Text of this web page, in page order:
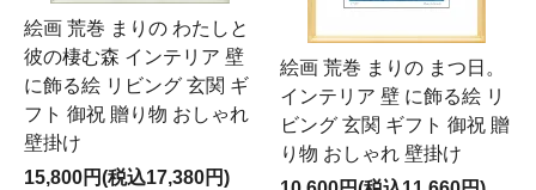
絵画 荒巻 まりの わたしと
彼の棲む森 インテリア 壁
に飾る絵 リビング 玄関 ギ
フト 御祝 贈り物 おしゃれ
壁掛け
15,800円(税込17,380円)
絵画 荒巻 まりの まつ日。
インテリア 壁 に飾る絵 リ
ビング 玄関 ギフト 御祝 贈
り物 おしゃれ 壁掛け